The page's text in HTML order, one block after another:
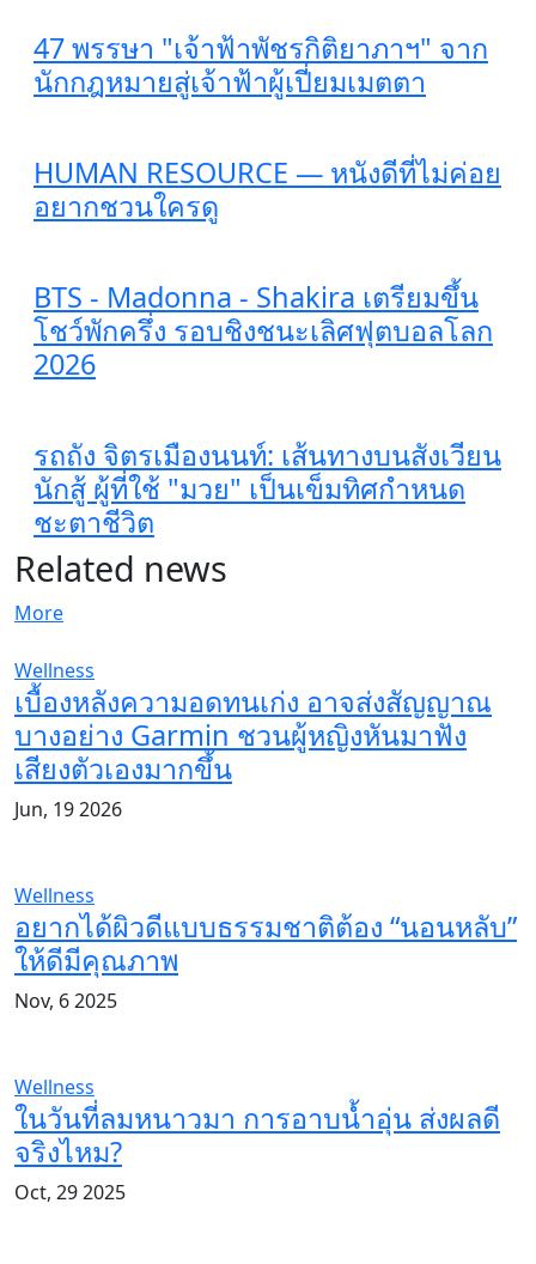
47 พรรษา "เจ้าฟ้าพัชรกิติยาภาฯ" จาก
นักกฎหมายสู่เจ้าฟ้าผู้เปี่ยมเมตตา
HUMAN RESOURCE — หนังดีที่ไม่ค่อย
อยากชวนใครดู
BTS - Madonna - Shakira เตรียมขึ้น
โชว์พักครึ่ง รอบชิงชนะเลิศฟุตบอลโลก
2026
รถถัง จิตรเมืองนนท์: เส้นทางบนสังเวียน
นักสู้ ผู้ที่ใช้ "มวย" เป็นเข็มทิศกำหนด
ชะตาชีวิต
Related news
More
Wellness
เบื้องหลังความอดทนเก่ง อาจส่งสัญญาณ
บางอย่าง Garmin ชวนผู้หญิงหันมาฟัง
เสียงตัวเองมากขึ้น
Jun, 19 2026
Wellness
อยากได้ผิวดีแบบธรรมชาติต้อง “นอนหลับ”
ให้ดีมีคุณภาพ
Nov, 6 2025
Wellness
ในวันที่ลมหนาวมา การอาบน้ำอุ่น ส่งผลดี
จริงไหม?
Oct, 29 2025